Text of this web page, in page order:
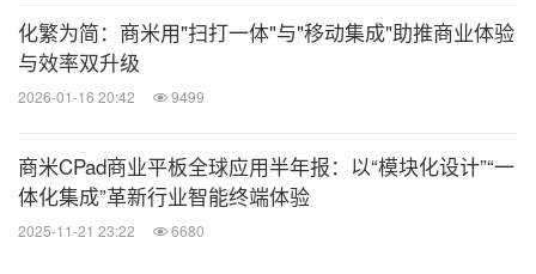
化繁为简：商米用"扫打一体"与"移动集成"助推商业体验
与效率双升级
2026-01-16 20:42 9499
商米CPad商业平板全球应用半年报：以“模块化设计”“一
体化集成”革新行业智能终端体验
2025-11-21 23:22 6680